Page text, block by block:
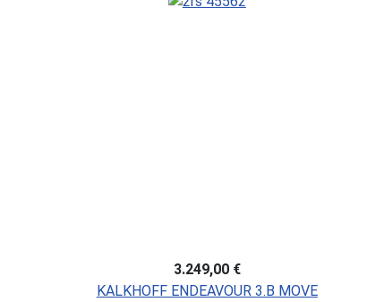
3.249,00 €
KALKHOFF ENDEAVOUR 3.B MOVE